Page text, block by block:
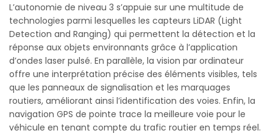
L’autonomie de niveau 3 s’appuie sur une multitude de
technologies parmi lesquelles les capteurs LiDAR (Light
Detection and Ranging) qui permettent la détection et la
réponse aux objets environnants grâce à l’application
d’ondes laser pulsé. En parallèle, la vision par ordinateur
offre une interprétation précise des éléments visibles, tels
que les panneaux de signalisation et les marquages
routiers, améliorant ainsi l’identification des voies. Enfin, la
navigation GPS de pointe trace la meilleure voie pour le
véhicule en tenant compte du trafic routier en temps réel.